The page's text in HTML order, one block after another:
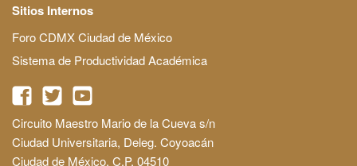
Sitios Internos
Foro CDMX Ciudad de México
Sistema de Productividad Académica
Circuito Maestro Mario de la Cueva s/n
Ciudad Universitaria, Deleg. Coyoacán
Ciudad de México, C.P. 04510